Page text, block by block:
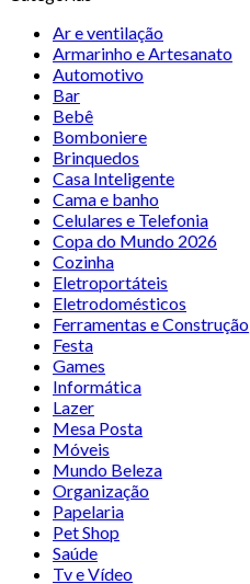
Ar e ventilação
Armarinho e Artesanato
Automotivo
Bar
Bebê
Bomboniere
Brinquedos
Casa Inteligente
Cama e banho
Celulares e Telefonia
Copa do Mundo 2026
Cozinha
Eletroportáteis
Eletrodomésticos
Ferramentas e Construção
Festa
Games
Informática
Lazer
Mesa Posta
Móveis
Mundo Beleza
Organização
Papelaria
Pet Shop
Saúde
Tv e Vídeo